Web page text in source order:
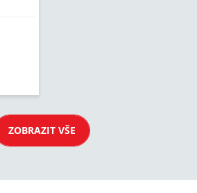
ZOBRAZIT VŠE